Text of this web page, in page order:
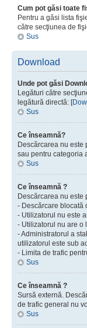
Cum pot găsi toate
Pentru a găsi lista
către secţiunea de
Sus
Download
Unde pot găsi
Legături către
legătură directă: [
Sus
Ce înseamnă?
Descărcarea nu
sau pentru categoria
Sus
Ce înseamnă ?
Descărcarea nu este
- Descărcare blocată
- Utilizatorul nu este
- Utilizatorul nu are o
- Administratorul a
utilizatorul este sub
- Limita de trafic
Sus
Ce înseamnă ?
Sursă externă.
de trafic general nu
Sus